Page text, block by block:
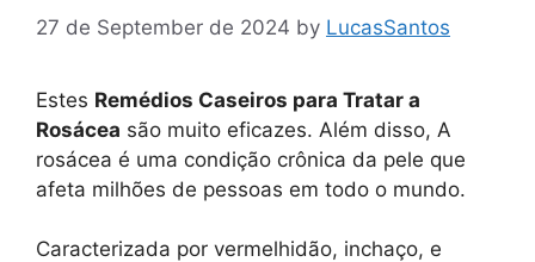
27 de September de 2024 by LucasSantos
Estes Remédios Caseiros para Tratar a
Rosácea são muito eficazes. Além disso, A
rosácea é uma condição crônica da pele que
afeta milhões de pessoas em todo o mundo.
Caracterizada por vermelhidão, inchaço, e